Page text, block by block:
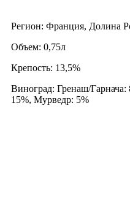
Регион: Франция, Долина
Объем: 0,75л
Крепость: 13,5%
Виноград: Гренаш/Гарнача:
15%, Мурведр: 5%